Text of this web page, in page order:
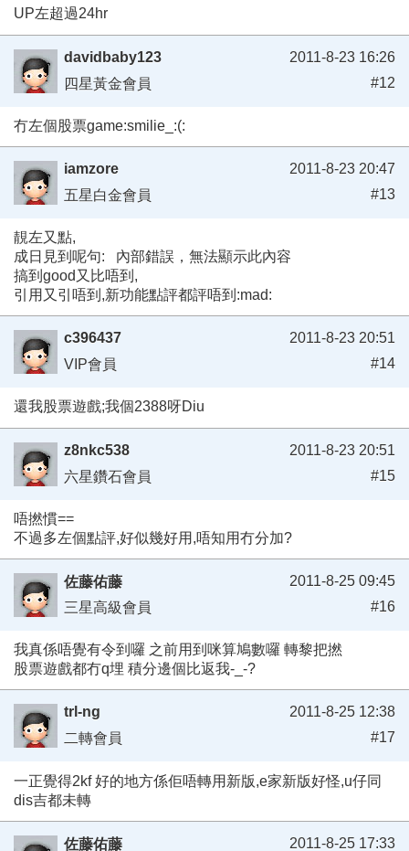
UP左超過24hr
davidbaby123
四星黃金會員
2011-8-23 16:26
#12
冇左個股票game:smilie_:(:
iamzore
五星白金會員
2011-8-23 20:47
#13
靚左又點,
成日見到呢句: 內部錯誤，無法顯示此內容
搞到good又比唔到,
引用又引唔到,新功能點評都評唔到:mad:
c396437
VIP會員
2011-8-23 20:51
#14
還我股票遊戲;我個2388呀Diu
z8nkc538
六星鑽石會員
2011-8-23 20:51
#15
唔撚慣==
不過多左個點評,好似幾好用,唔知用冇分加?
佐藤佑藤
三星高級會員
2011-8-25 09:45
#16
我真係唔覺有令到囉 之前用到咪算鳩數囉 轉黎把撚
股票遊戲都冇q埋 積分邊個比返我-_-?
trl-ng
二轉會員
2011-8-25 12:38
#17
一正覺得2kf 好的地方係佢唔轉用新版,e家新版好怪,u仔同
dis吉都未轉
佐藤佑藤 2011-8-25 17:33